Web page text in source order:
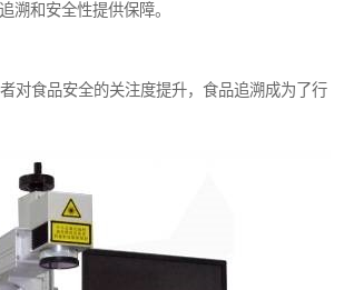
溯和安全性提供保障。
对食品安全的关注度提升，食品追溯成为了行